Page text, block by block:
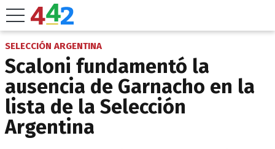
SELECCIÓN ARGENTINA
Scaloni fundamentó la
ausencia de Garnacho en la
lista de la Selección
Argentina